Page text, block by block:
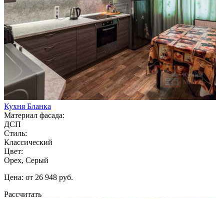
Кухня Бланка
Материал фасада:
ДСП
Стиль:
Классический
Цвет:
Орех, Серый
Цена: от 26 948 руб.
Рассчитать